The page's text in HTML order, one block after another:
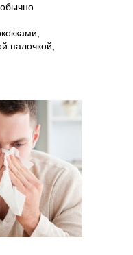
палочкой,